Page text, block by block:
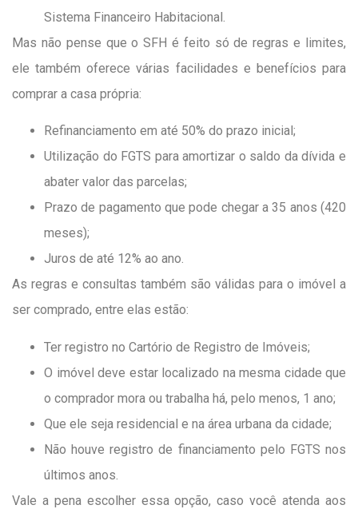
Sistema Financeiro Habitacional.
Mas não pense que o SFH é feito só de regras e limites,
ele também oferece várias facilidades e benefícios para
comprar a casa própria:
Refinanciamento em até 50% do prazo inicial;
Utilização do FGTS para amortizar o saldo da dívida e
abater valor das parcelas;
Prazo de pagamento que pode chegar a 35 anos (420
meses);
Juros de até 12% ao ano.
As regras e consultas também são válidas para o imóvel a
ser comprado, entre elas estão:
Ter registro no Cartório de Registro de Imóveis;
O imóvel deve estar localizado na mesma cidade que
o comprador mora ou trabalha há, pelo menos, 1 ano;
Que ele seja residencial e na área urbana da cidade;
Não houve registro de financiamento pelo FGTS nos
últimos anos.
Vale a pena escolher essa opção, caso você atenda aos